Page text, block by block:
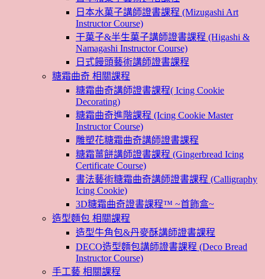
日本水菓子講師證書課程 (Mizugashi Art
Instructor Course)
干菓子&半生菓子講師證書課程 (Higashi &
Namagashi Instructor Course)
日式饅頭藝術講師證書課程
糖霜曲奇 相關課程
糖霜曲奇講師證書課程( Icing Cookie
Decorating)
糖霜曲奇進階課程 (Icing Cookie Master
Instructor Course)
雕塑花糖霜曲奇講師證書課程
糖霜薑餅講師證書課程 (Gingerbread Icing
Certificate Course)
書法藝術糖霜曲奇講師證書課程 (Calligraphy
Icing Cookie)
3D糖霜曲奇證書課程™ ~首飾盒~
造型麵包 相關課程
造型牛角包&丹麥酥講師證書課程
DECO造型麵包講師證書課程 (Deco Bread
Instructor Course)
手工藝 相關課程